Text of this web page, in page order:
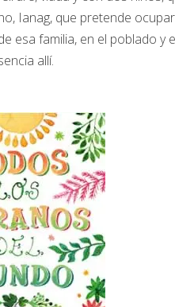
Ianag, que pretende
esa familia, en el poblado y
allí.